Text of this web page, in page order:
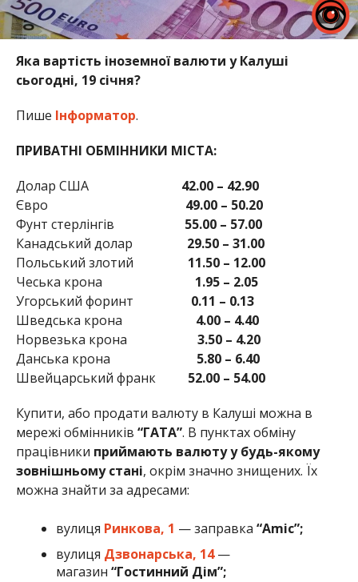
Яка вартість іноземної валюти у Калуші
сьогодні, 19 січня?
Пише Інформатор.
ПРИВАТНІ ОБМІННИКИ МІСТА:
Долар США
42.00 – 42.90
Євро
49.00 – 50.20
Фунт стерлінгів
55.00 – 57.00
Канадський долар
29.50 – 31.00
Польський злотий
11.50 – 12.00
Чеська крона
1.95 – 2.05
Угорський форинт 0.11 – 0.13
Шведська крона
4.00 – 4.40
Норвезька крона
3.50 – 4.20
Данська крона 5.80 – 6.40
Швейцарський франк52.00 – 54.00
Купити, або продати валюту в Калуші можна в
мережі обмінників “ГАТА”. В пунктах обміну
працівники приймають валюту у будь-якому
зовнішньому стані, окрім значно знищених. Їх
можна знайти за адресами:
вулиця Ринкова, 1 — заправка “Amic”;
вулиця Дзвонарська, 14—
магазин “Гостинний Дім”;